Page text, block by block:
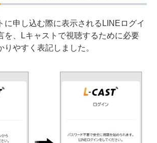
に申し込む際に表示されるLINEログイ
を、Lキャストで視聴するために必要
りやすく表記しました。